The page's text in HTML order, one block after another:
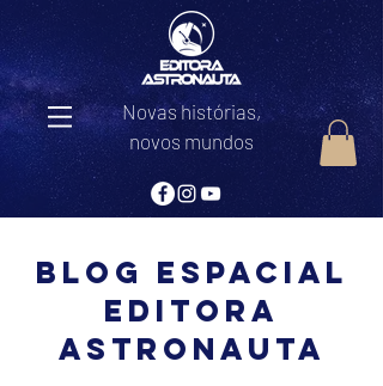
Novas histórias,
novos mundos
Blog Espacial
editora
astronauta